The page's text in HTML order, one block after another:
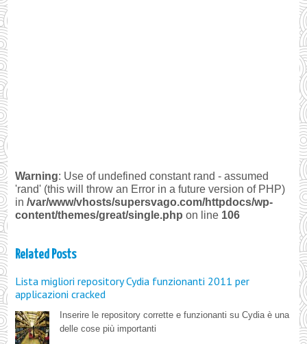
Warning: Use of undefined constant rand - assumed
'rand' (this will throw an Error in a future version of PHP)
in/var/www/vhosts/supersvago.com/httpdocs/wp-
content/themes/great/single.php on line 106
Related Posts
Lista migliori repository Cydia funzionanti 2011 per
applicazioni cracked
Inserire le repository corrette e funzionanti su Cydia è una
delle cose più importanti